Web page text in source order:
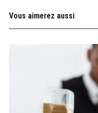
Vous aimerez aussi